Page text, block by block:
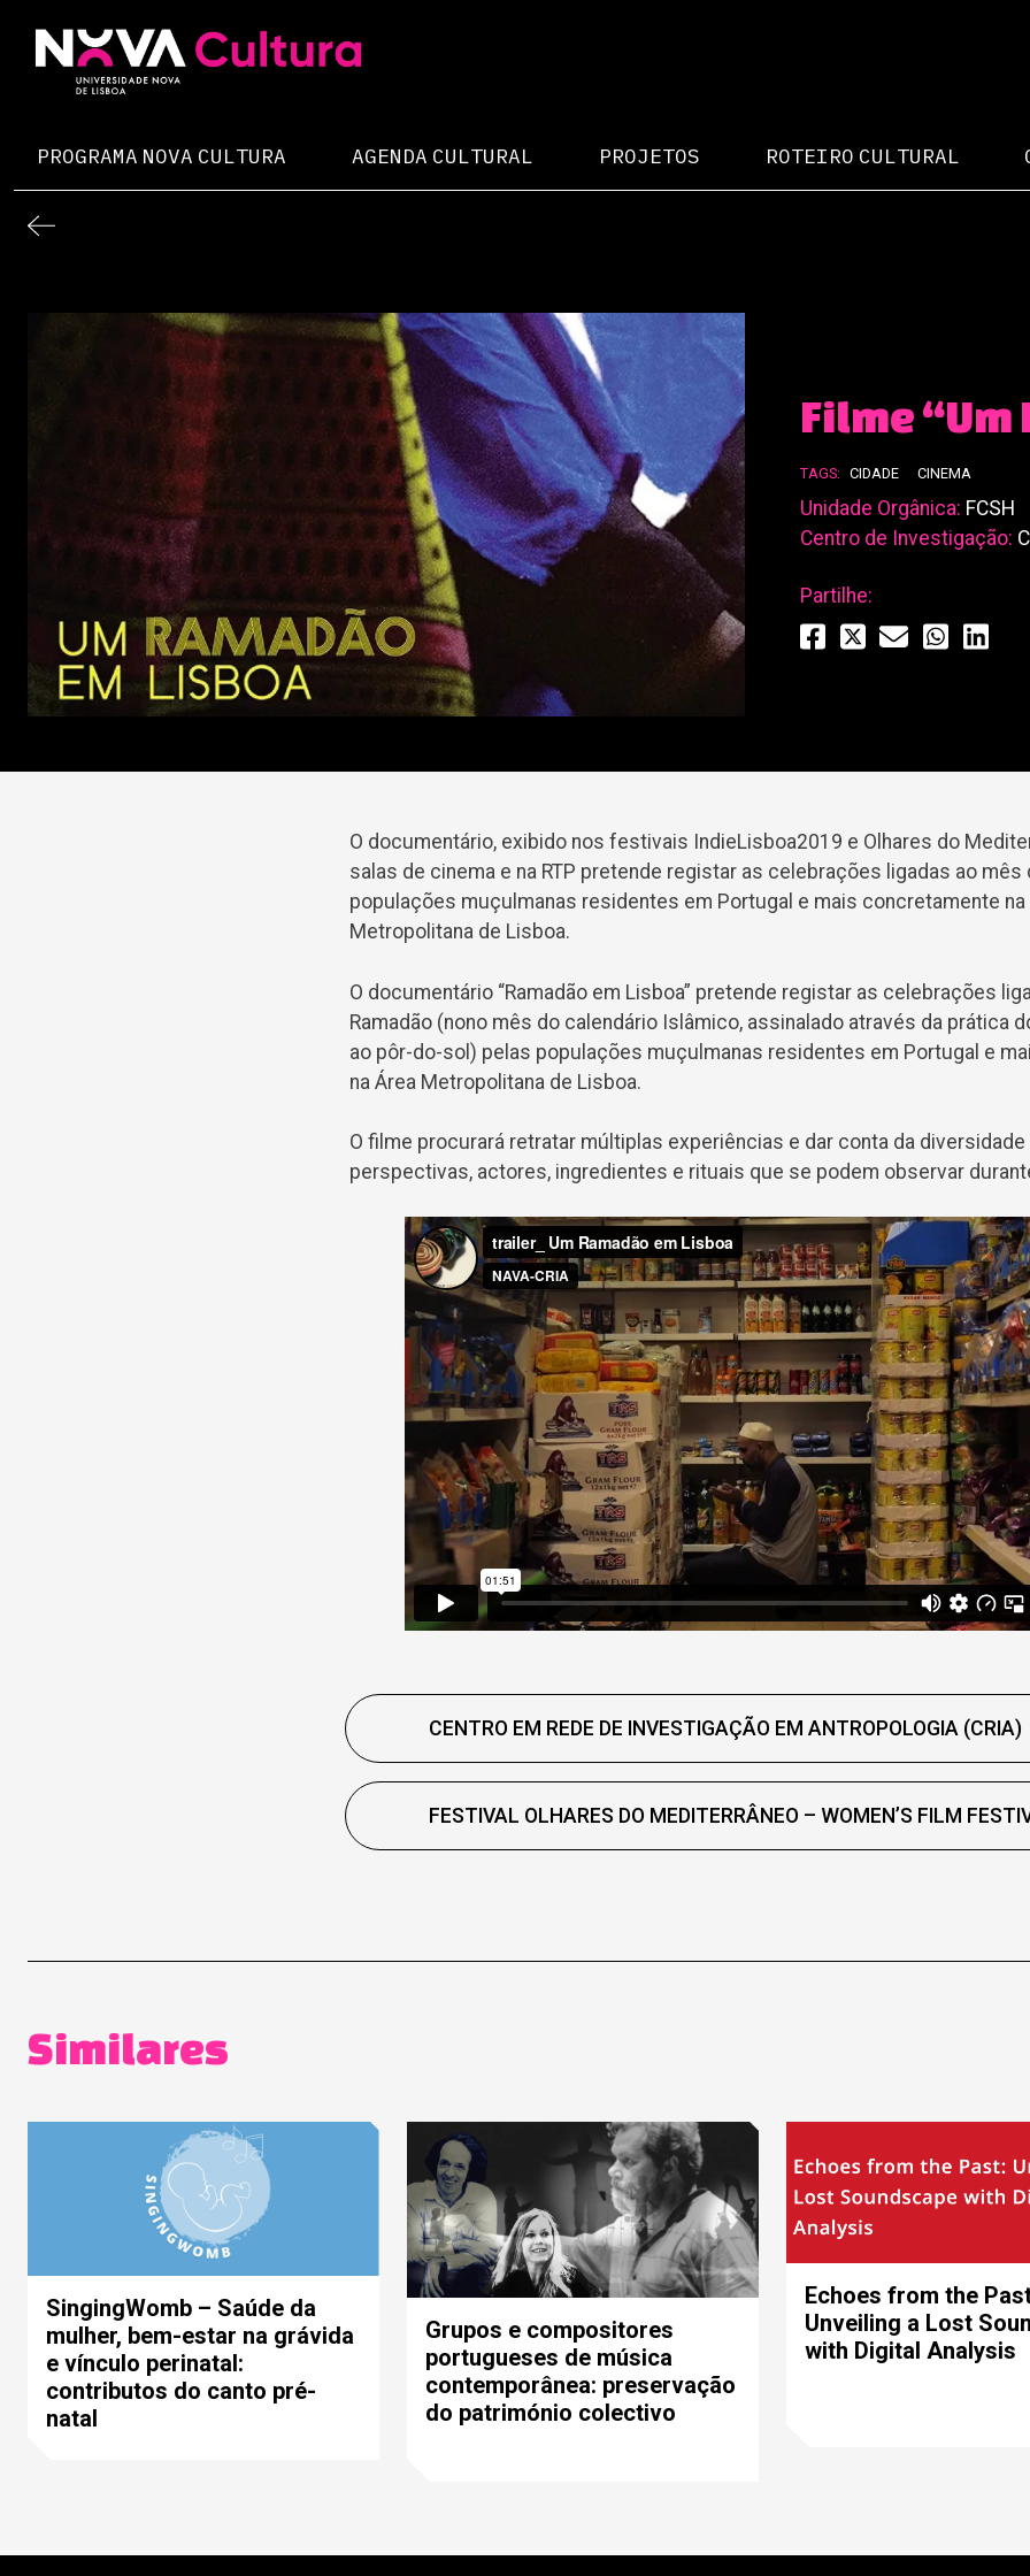
content
PROGRAMA NOVA CULTURA AGENDA CULTURAL PROJETOS ROTEIRO CULTURAL
Filme
TAGS: CIDADE CINEMA
Unidade Orgânica: FCSH
Centro de Investigação:
Partilhe:
O documentário, exibido nos festivais IndieLisboa2019 e Olhares do
salas de cinema e na RTP pretende registar as celebrações ligadas ao mês
populações muçulmanas residentes em Portugal e mais concretamente na
Metropolitana de Lisboa.
O documentário “Ramadão em Lisboa” pretende registar as celebrações
Ramadão (nono mês do calendário Islâmico, assinalado através da prática
ao pôr-do-sol) pelas populações muçulmanas residentes em Portugal e
na Área Metropolitana de Lisboa.
O filme procurará retratar múltiplas experiências e dar conta da
perspectivas, actores, ingredientes e rituais que se podem observar
CENTRO EM REDE DE INVESTIGAÇÃO EM ANTROPOLOGIA (CRIA)
FESTIVAL OLHARES DO MEDITERRÂNEO – WOMEN’S FILM
Similares
SingingWomb – Saúde da
mulher, bem-estar na grávida
e vínculo perinatal:
contributos do canto pré-
natal
Grupos e compositores
portugueses de música
contemporânea: preservação
do património colectivo
Echoes from the
Unveiling a Lost
with Digital Analysis